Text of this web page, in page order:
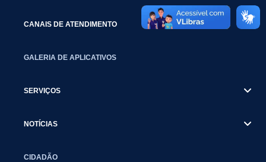
CANAIS DE ATENDIMENTO
GALERIA DE APLICATIVOS
SERVIÇOS
NOTÍCIAS
CIDADÃO